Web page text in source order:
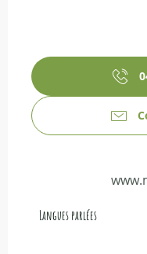
Langues parlées
Langues parlées